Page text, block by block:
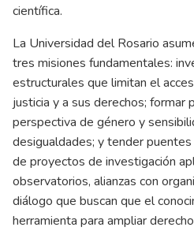
científica.
La Universidad del Rosario
tres misiones fundamentales:
estructurales que limitan el
justicia y a sus derechos; formar
perspectiva de género y
desigualdades; y tender
de proyectos de investigación
observatorios, alianzas con
diálogo que buscan que el
herramienta para ampliar